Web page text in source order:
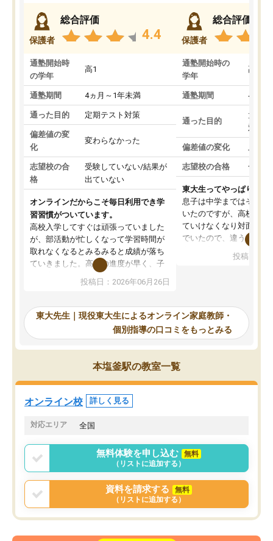
保護者
総合評価
4.4
通塾開始時
の学年
高1
通塾期間 4ヵ月～1年未満
通った目的 定期テスト対策
偏差値の変
化
変わらなかった
志望校の合
格
受験していない/結果が
出ていない
オンラインだからこそ毎日利用でき学
習習慣がついています。
高校入学してすぐは頑張っていました
が、部活動が忙しくなって学習時間が
取れなくなるとみるみると成績が落ち
ていきました。高校の進度が早く、子
供も家に帰って勉強の話すると嫌な反
応を示します。東大先生にお願いして
れるので、親としても安心です。毎日
使える自習室とかもあり、わからない
ところがあれば先生が回答してくれる
のも重宝しています。
投稿日：2026年06月26日
保護者
総合評価
通塾開始時の
学年
高3
通塾期間 4ヵ月
通った目的
大学
対策
偏差値の変化
志望校の合格 合格
東大生ってやっぱりすご
息子は中学まではそこそ
いたのですが、高校に入
ていけなくなり対面の塾
でいたので、違うアプロ
で、当初は模試でD判定
自習室が毎日使えていつ
るのが心強かったよう
謝です。
投稿日：
東大先生｜現役東大生によるオンライン家庭教師・
個別指導の口コミをもっとみる
本塩釜駅の教室一覧
オンライン校 詳しく見る
対応エリア 全国
無料体験を申し込む
無料
（リストに追加する）
資料を請求する
無料
（リストに追加する）